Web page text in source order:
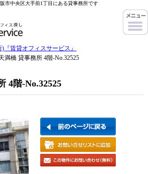
市中央区大手前1丁目にある貸事務所です
賃貸オフィスサービス』
満橋 貸事務所 4階-No.32525
4階-No.32525